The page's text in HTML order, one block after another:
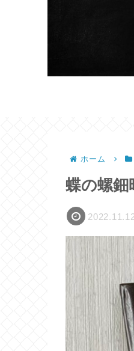
ホーム
蝶の螺鈿
2022.11.12